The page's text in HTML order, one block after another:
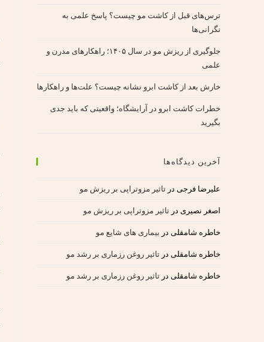
ترس‌های قبل از کاشت مو چیست؟ پاسخ علمی به
نگرانی‌ها
جلوگیری از ریزش مو در سال ۱۴۰۵؛ راهکارهای مدرن و
علمی
خارش بعد از کاشت ابرو نشانه چیست؟ علت‌ها و راهکارها
خطرات کاشت ابرو در آرایشگاه؛ واقعیتی که باید جدی
بگیرید
آخرین دیدگاه‌ها
علیرضا فرجی در تاثیر مزوتراپی بر ریزش مو
اصغر نصیری در تاثیر مزوتراپی بر ریزش مو
خاطره شامقلی در بیماری های شایع مو
خاطره شامقلی در تاثیر روغن رزماری بر رشد مو
خاطره شامقلی در تاثیر روغن رزماری بر رشد مو